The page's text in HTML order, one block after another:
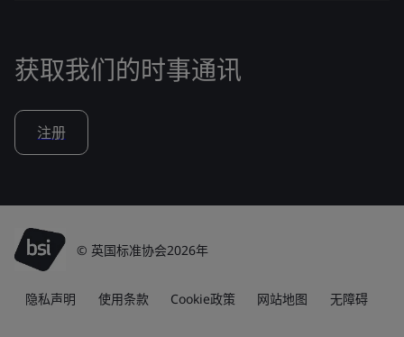
获取我们的时事通讯
注册
© 英国标准协会2026年
隐私声明 使用条款 Cookie政策 网站地图 无障碍